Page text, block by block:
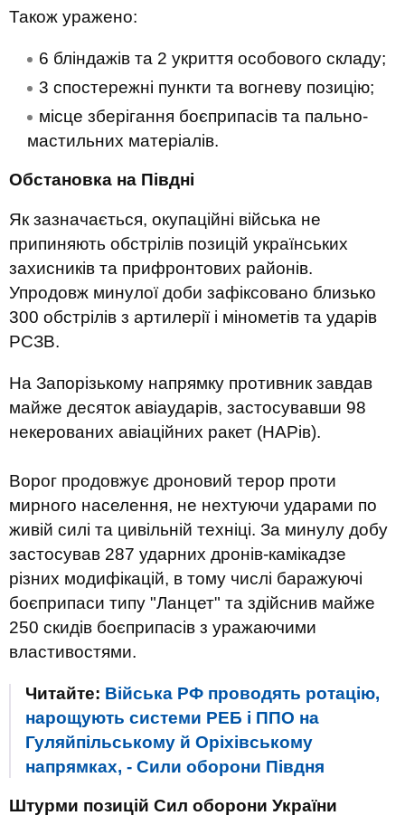
Також уражено:
6 бліндажів та 2 укриття особового складу;
3 спостережні пункти та вогневу позицію;
місце зберігання боєприпасів та пально-
мастильних матеріалів.
Обстановка на Півдні
Як зазначається, окупаційні війська не
припиняють обстрілів позицій українських
захисників та прифронтових районів.
Упродовж минулої доби зафіксовано близько
300 обстрілів з артилерії і мінометів та ударів
РСЗВ.
На Запорізькому напрямку противник завдав
майже десяток авіаударів, застосувавши 98
некерованих авіаційних ракет (НАРів).
Ворог продовжує дроновий терор проти
мирного населення, не нехтуючи ударами по
живій силі та цивільній техніці. За минулу добу
застосував 287 ударних дронів-камікадзе
різних модифікацій, в тому числі баражуючі
боєприпаси типу "Ланцет" та здійснив майже
250 скидів боєприпасів з уражаючими
властивостями.
Читайте: Війська РФ проводять ротацію,
нарощують системи РЕБ і ППО на
Гуляйпільському й Оріхівському
напрямках, - Сили оборони Півдня
Штурми позицій Сил оборони України